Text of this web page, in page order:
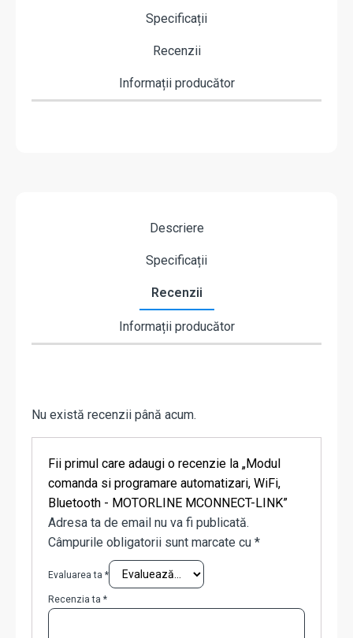
Specificații
Recenzii
Informații producător
Descriere
Specificații
Recenzii
Informații producător
Nu există recenzii până acum.
Fii primul care adaugi o recenzie la „Modul
comanda si programare automatizari, WiFi,
Bluetooth - MOTORLINE MCONNECT-LINK”
Adresa ta de email nu va fi publicată.
Câmpurile obligatorii sunt marcate cu *
Evaluarea ta *
Recenzia ta *